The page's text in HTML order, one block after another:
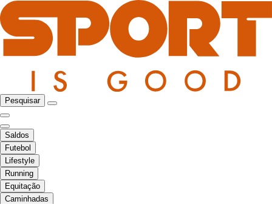
Pesquisar
Saldos
Futebol
Lifestyle
Running
Equitação
Caminhadas